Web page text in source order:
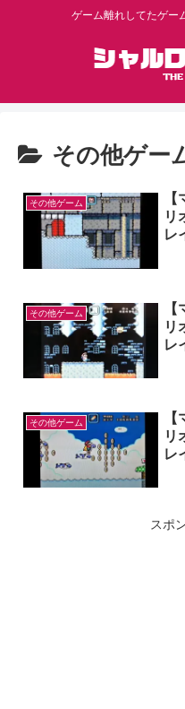
ゲーム離れしてたゲー
その他ゲー
その他ゲーム
リ
レ
その他ゲーム
リ
レ
その他ゲーム
リ
レ
スポ